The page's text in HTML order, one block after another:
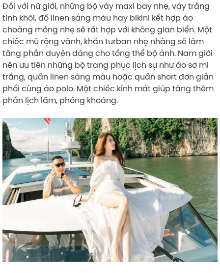
Đối với nữ giới, những bộ váy maxi bay nhẹ, váy trắng
tinh khôi, đồ linen sáng màu hay bikini kết hợp áo
choàng mỏng nhẹ sẽ rất hợp với không gian biển. Một
chiếc mũ rộng vành, khăn turban nhẹ nhàng sẽ làm
tăng phần duyên dáng cho tổng thể bộ ảnh. Nam giới
nên ưu tiên những bộ trang phục lịch sự như áo sơ mi
trắng, quần linen sáng màu hoặc quần short đơn giản
phối cùng áo polo. Một chiếc kính mát giúp tăng thêm
phần lịch lãm, phóng khoáng.